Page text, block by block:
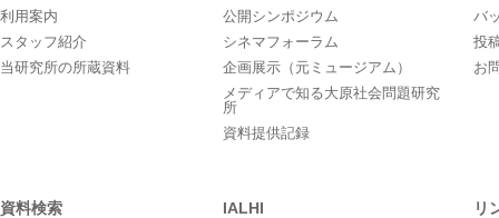
利用案内
スタッフ紹介
当研究所の所蔵資料
公開シンポジウム
シネマフォーラム
企画展示（元ミュージアム）
メディアで知る大原社会問題研究
所
資料提供記録
バ
投
お
資料検索 IALHI リ